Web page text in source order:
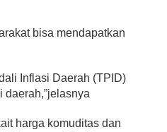
bisa mendapatkan
Inflasi Daerah (TPID)
harga komuditas dan